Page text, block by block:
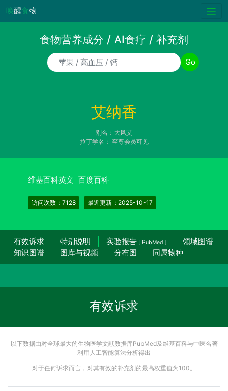
唤醒食物
食物营养成分 / AI食疗 / 补充剂
食物/AI食疗诉求/补充剂名称 Go
艾纳香
别名：大风艾
拉丁学名： 至尊会员可见
维基百科英文 百度百科
访问次数：7128 最近更新：2025-10-17
有效诉求 特别说明 实验报告 [ PubMed ]
领域图谱
知识图谱
图库与视频 分布图 同属物种
有效诉求
以下数据由对全球最大的生物医学文献数据库PubMed及维基百科与中医名著
利用人工智能算法分析得出
对于任何诉求而言，对其有效的补充剂的最高权重值为100。